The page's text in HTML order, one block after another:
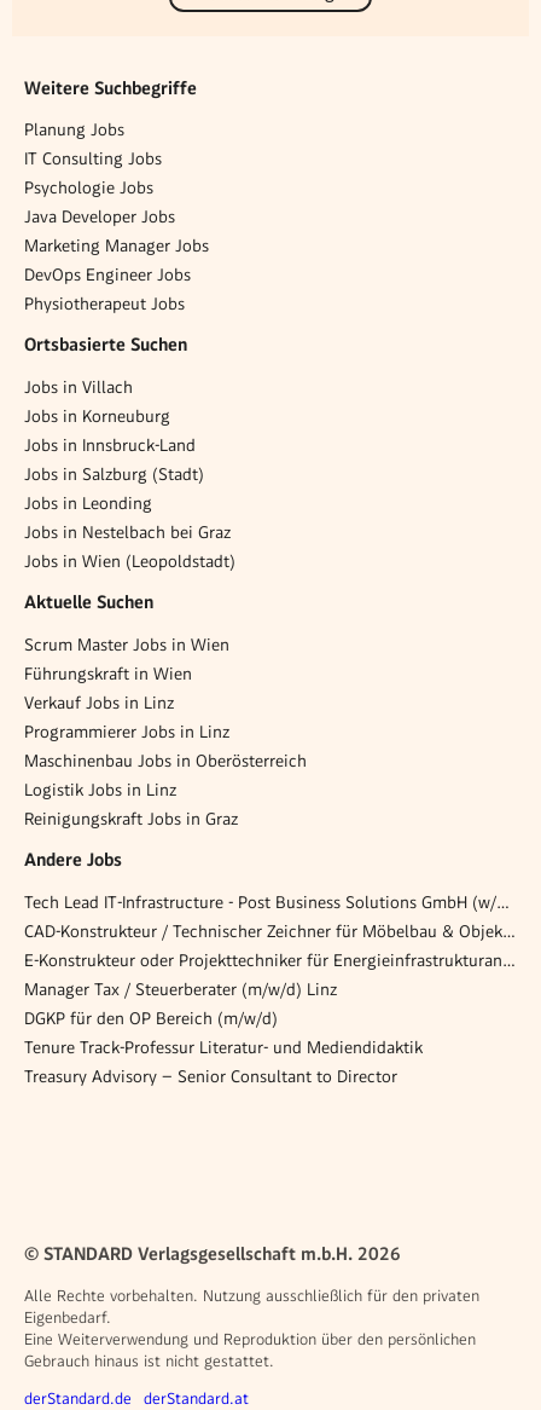
Weitere Suchbegriffe
Planung Jobs
IT Consulting Jobs
Psychologie Jobs
Java Developer Jobs
Marketing Manager Jobs
DevOps Engineer Jobs
Physiotherapeut Jobs
Ortsbasierte Suchen
Jobs in Villach
Jobs in Korneuburg
Jobs in Innsbruck-Land
Jobs in Salzburg (Stadt)
Jobs in Leonding
Jobs in Nestelbach bei Graz
Jobs in Wien (Leopoldstadt)
Aktuelle Suchen
Scrum Master Jobs in Wien
Führungskraft in Wien
Verkauf Jobs in Linz
Programmierer Jobs in Linz
Maschinenbau Jobs in Oberösterreich
Logistik Jobs in Linz
Reinigungskraft Jobs in Graz
Andere Jobs
Tech Lead IT-Infrastructure - Post Business Solutions GmbH (w/m/d)
CAD-Konstrukteur / Technischer Zeichner für Möbelbau & Objektdesign (m/w/d)
E-Konstrukteur oder Projekttechniker für Energieinfrastrukturanlagen (w/m/d)
Manager Tax / Steuerberater (m/w/d) Linz
DGKP für den OP Bereich (m/w/d)
Tenure Track-Professur Literatur- und Mediendidaktik
Treasury Advisory – Senior Consultant to Director
© STANDARD Verlagsgesellschaft m.b.H. 2026
Alle Rechte vorbehalten. Nutzung ausschließlich für den privaten
Eigenbedarf.
Eine Weiterverwendung und Reproduktion über den persönlichen
Gebrauch hinaus ist nicht gestattet.
Weitere Angebote
derStandard.de derStandard.at